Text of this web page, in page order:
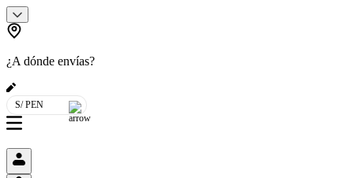
¿A dónde envías?
S/ PEN